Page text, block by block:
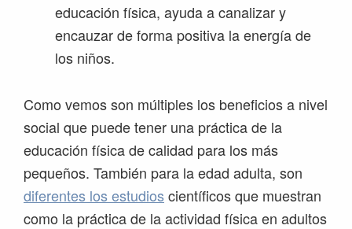
educación física, ayuda a canalizar y
encauzar de forma positiva la energía de
los niños.
Como vemos son múltiples los beneficios a nivel
social que puede tener una práctica de la
educación física de calidad para los más
pequeños. También para la edad adulta, son
diferentes los estudios científicos que muestran
como la práctica de la actividad física en adultos